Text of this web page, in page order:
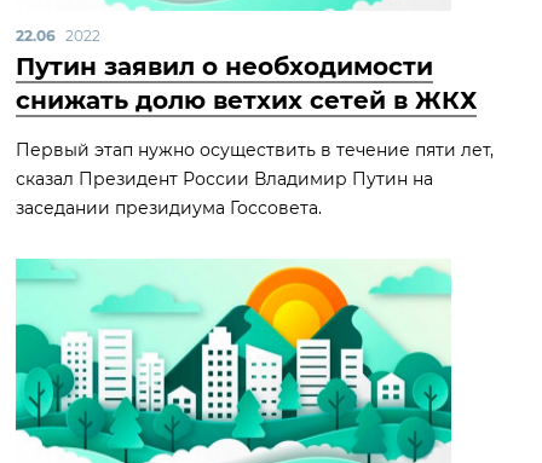
22.06 2022
Путин заявил о необходимости
снижать долю ветхих сетей в ЖКХ
Первый этап нужно осуществить в течение пяти лет,
сказал Президент России Владимир Путин на
заседании президиума Госсовета.